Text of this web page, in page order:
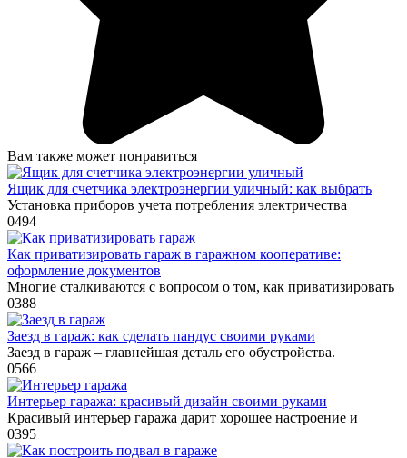
Вам также может понравиться
Ящик для счетчика электроэнергии уличный: как выбрать
Установка приборов учета потребления электричества
0494
Как приватизировать гараж в гаражном кооперативе:
оформление документов
Многие сталкиваются с вопросом о том, как приватизировать
0388
Заезд в гараж: как сделать пандус своими руками
Заезд в гараж – главнейшая деталь его обустройства.
0566
Интерьер гаража: красивый дизайн своими руками
Красивый интерьер гаража дарит хорошее настроение и
0395